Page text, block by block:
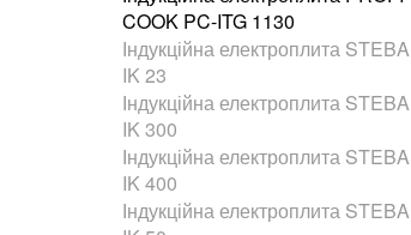
COOK PC-ITG 1130
Індукційна електроплита STEBA
IK 23
Індукційна електроплита STEBA
IK 300
Індукційна електроплита STEBA
IK 400
Індукційна електроплита STEBA